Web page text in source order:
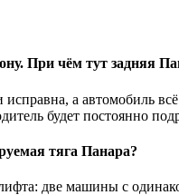
При чём тут задняя
а автомобиль
будет постоянно
тяга Панара?
две машины с